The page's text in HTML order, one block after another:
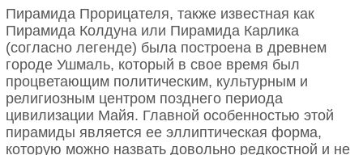
Пирамида Прорицателя, также известная как
Пирамида Колдуна или Пирамида Карлика
(согласно легенде) была построена в древнем
городе Ушмаль, который в свое время был
процветающим политическим, культурным и
религиозным центром позднего периода
цивилизации Майя. Главной особенностью этой
пирамиды является ее эллиптическая форма,
которую можно назвать довольно редкостной и не